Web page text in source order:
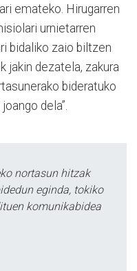
emateko. Hirugarren
urnietarren
bidaliko zaio biltzen
jakin dezatela, zakura
bideratuko
dela”.
nortasun hitzak
eginda, tokiko
komunikabidea